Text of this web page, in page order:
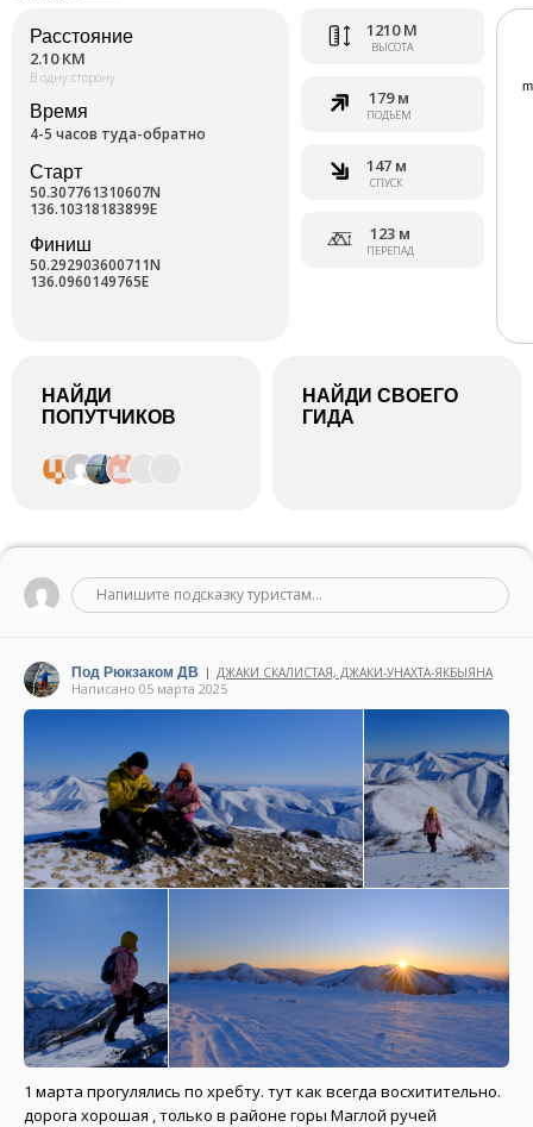
долину реки
Расстояние
2.10 КМ
В одну сторону
Время
4-5 часов туда-обратно
Старт
50.307761310607N
136.10318183899E
Финиш
50.292903600711N
136.0960149765E
1210 М
ВЫСОТА
179 м
ПОДЪЕМ
147 м
СПУСК
123 м
ПЕРЕПАД
m
НАЙДИ
ПОПУТЧИКОВ
НАЙДИ СВОЕГО
ГИДА
Напишите подсказку туристам...
Под Рюкзаком ДВ | ДЖАКИ СКАЛИСТАЯ, ДЖАКИ-УНАХТА-ЯКБЫЯНА
Написано 05 марта 2025
1 марта прогулялись по хребту. тут как всегда восхитительно.
дорога хорошая , только в районе горы Маглой ручей